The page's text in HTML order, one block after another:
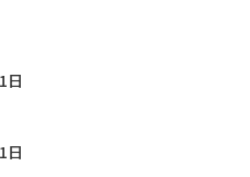
日
日